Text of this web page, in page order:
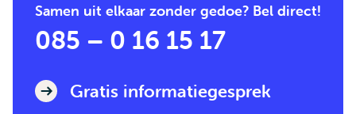
Samen uit elkaar zonder gedoe? Bel direct!
085 – 0 16 15 17
Gratis informatiegesprek